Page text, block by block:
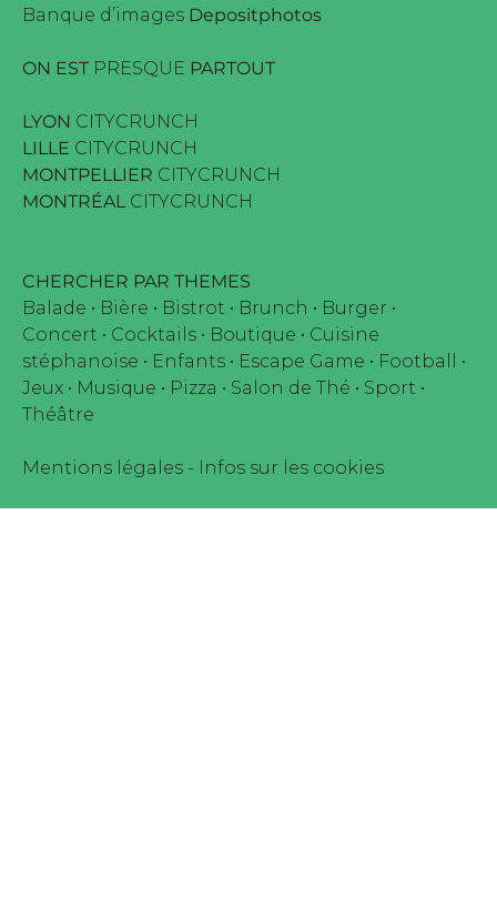
Banque d’images Depositphotos
ON EST PRESQUE PARTOUT
LYON CITYCRUNCH
LILLE CITYCRUNCH
MONTPELLIER CITYCRUNCH
MONTRÉAL CITYCRUNCH
CHERCHER PAR THEMES
Balade • Bière • Bistrot • Brunch • Burger •
Concert • Cocktails • Boutique • Cuisine
stéphanoise • Enfants • Escape Game • Football
•
Jeux • Musique • Pizza • Salon de Thé • Sport •
Théâtre
Mentions légales - Infos sur les cookies